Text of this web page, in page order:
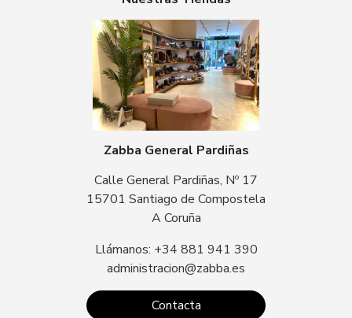
Zabba General Pardiñas
Calle General Pardiñas, Nº 17
15701 Santiago de Compostela
A Coruña
Llámanos: +34 881 941 390
administracion@zabba.es
Contacta